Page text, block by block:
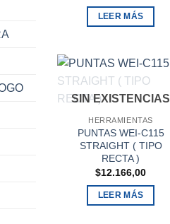
LEER MÁS
SIN EXISTENCIAS
HERRAMIENTAS
PUNTAS WEI-C115
STRAIGHT ( TIPO
RECTA )
$12.166,00
LEER MÁS